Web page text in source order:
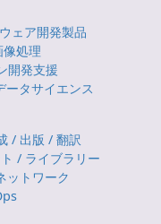
ェア開発製品
処理
開発支援
タサイエンス
/ 出版 / 翻訳
/ ライブラリー
ットワーク